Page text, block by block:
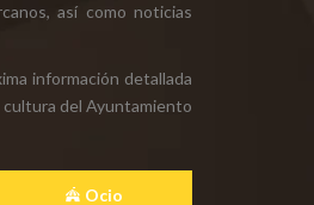
así como noticias
información detallada
cultura del Ayuntamiento
Ocio